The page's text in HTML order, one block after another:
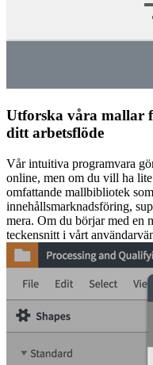
Utforska våra mallar
ditt arbetsflöde
Vår intuitiva programvara
online, men om du vill ha
omfattande mallbibliotek
innehållsmarknadsföring,
mera. Om du börjar med en
teckensnitt i vårt